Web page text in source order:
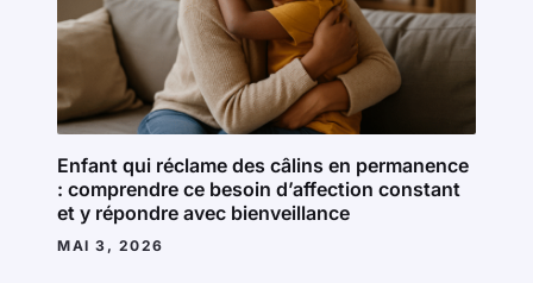
Enfant qui réclame des câlins en permanence
: comprendre ce besoin d’affection constant
et y répondre avec bienveillance
MAI 3, 2026